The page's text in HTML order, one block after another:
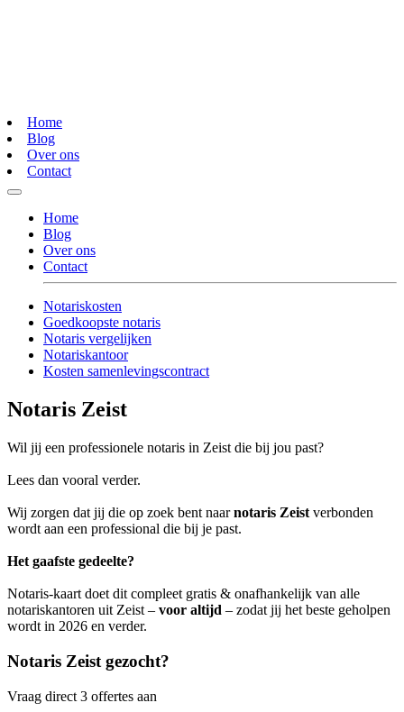
Home
Blog
Over ons
Contact
Home
Blog
Over ons
Contact
Notariskosten
Goedkoopste notaris
Notaris vergelijken
Notariskantoor
Kosten samenlevingscontract
Notaris Zeist
Wil jij een professionele notaris in Zeist die bij jou past?
Lees dan vooral verder.
Wij zorgen dat jij die op zoek bent naarnotaris Zeist verbonden
wordt aan een professional die bij je past.
Het gaafste gedeelte?
Notaris-kaart doet dit compleet gratis & onafhankelijk van alle
notariskantoren uit Zeist – voor altijd – zodat jij het beste geholpen
wordt in 2026 en verder.
Notaris Zeist gezocht?
Vraag direct 3 offertes aan